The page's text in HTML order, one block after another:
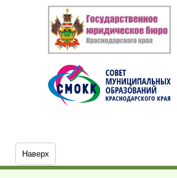
Наверх